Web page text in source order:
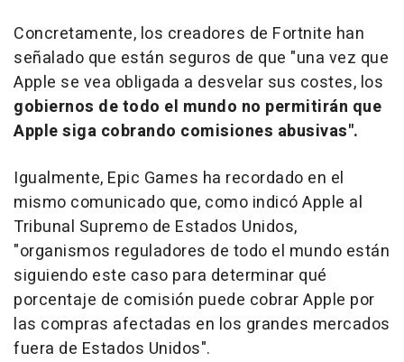
Concretamente, los creadores de Fortnite han
señalado que están seguros de que "una vez que
Apple se vea obligada a desvelar sus costes, los
gobiernos de todo el mundo no permitirán que
Apple siga cobrando comisiones abusivas".
Igualmente, Epic Games ha recordado en el
mismo comunicado que, como indicó Apple al
Tribunal Supremo de Estados Unidos,
"organismos reguladores de todo el mundo están
siguiendo este caso para determinar qué
porcentaje de comisión puede cobrar Apple por
las compras afectadas en los grandes mercados
fuera de Estados Unidos".